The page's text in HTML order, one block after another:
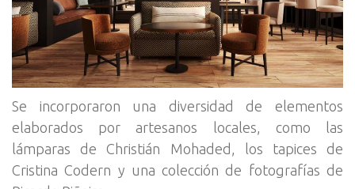
Se incorporaron una diversidad de elementos
elaborados por artesanos locales, como las
lámparas de Christián Mohaded, los tapices de
Cristina Codern y una colección de fotografías de